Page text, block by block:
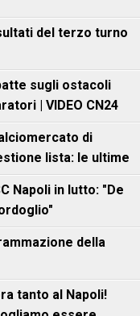
del terzo turno
sugli ostacoli
| VIDEO CN24
di
lista: le ultime
Napoli in lutto: "De
della
tanto al Napoli!